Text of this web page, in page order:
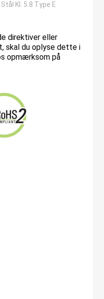
Kl. 5.8 Type E
direktiver eller
skal du oplyse dette i
opmærksom på